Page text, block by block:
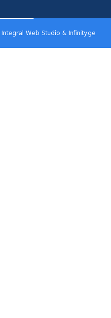
Integral Web Studio & Infinity.ge